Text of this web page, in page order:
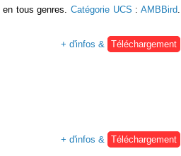
tous genres. Catégorie UCS :AMBBird
+ d'infos &
Téléchargement
+ d'infos &
Téléchargement